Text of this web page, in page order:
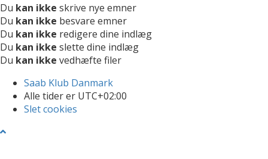
Du kan ikke skrive nye emner
Du kan ikke besvare emner
Du kan ikke redigere dine indlæg
Du kan ikke slette dine indlæg
Du kan ikke vedhæfte filer
Saab Klub Danmark
Alle tider er UTC+02:00
Slet cookies